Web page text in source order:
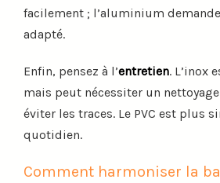
facilement ; l’aluminium
adapté.
Enfin, pensez à l’entretien. L’inox
mais peut nécessiter un
éviter les traces. Le PVC est plus
quotidien.
Comment harmoniser la